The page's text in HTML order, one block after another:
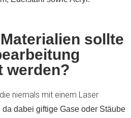
sollte
werden?
niemals mit einem Laser
da dabei giftige Gase oder Stäube